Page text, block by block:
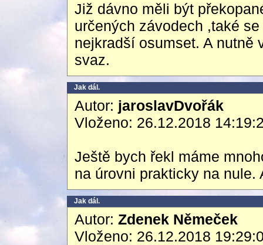
Již dávno měli být
určených závodech ,také
nejkradší osumset. A nutně
svaz.
Jak dál.
Autor: jaroslavDvořák
Vloženo: 26.12.2018
Ještě bych řekl máme
na úrovni prakticky na nule.
Jak dál.
Autor: Zdenek Němeček
Vloženo: 26.12.2018